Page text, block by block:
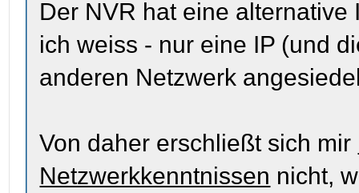
Der NVR hat eine
ich weiss - nur eine IP (und
anderen Netzwerk
Von daher erschließt sich mir
Netzwerkkenntnissen nicht,